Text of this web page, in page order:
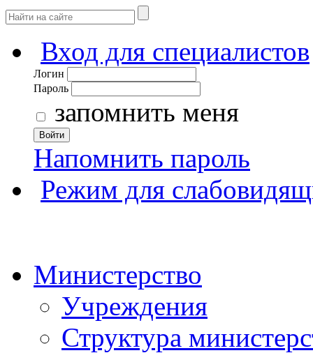
Вход для специалистов
Логин
Пароль
запомнить меня
Войти
Напомнить пароль
Режим для
Министерство
Учреждения
Структура